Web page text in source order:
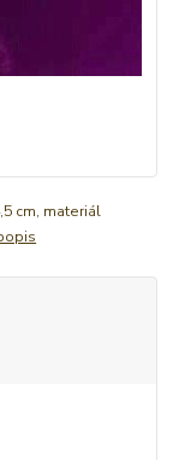
cm, materiál